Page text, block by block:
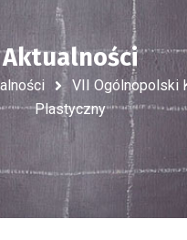
Aktualności
VII Ogólnopolski
Plastyczny